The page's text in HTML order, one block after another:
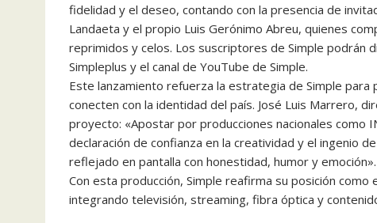
fidelidad y el deseo, contando con la presencia de
Landaeta y el propio Luis Gerónimo Abreu, quienes
reprimidos y celos. Los suscriptores de Simple podrán
Simpleplus y el canal de YouTube de Simple.
Este lanzamiento refuerza la estrategia de Simple
conecten con la identidad del país. José Luis Marrero,
proyecto: «Apostar por producciones nacionales como
declaración de confianza en la creatividad y el ingenio
reflejado en pantalla con honestidad, humor y emoción».
Con esta producción, Simple reafirma su posición
integrando televisión, streaming, fibra óptica y